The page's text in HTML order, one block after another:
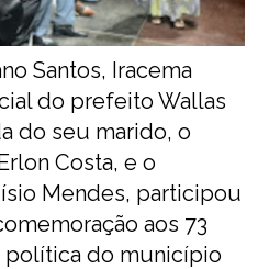
Santos, Iracema
do prefeito Wallas
do seu marido, o
Costa, e o
Mendes, participou
aos 73
política do município